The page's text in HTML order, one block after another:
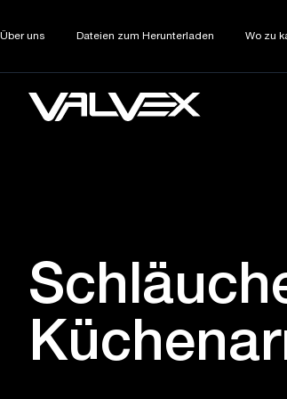
Über uns Dateien zum Herunterladen Wo zu